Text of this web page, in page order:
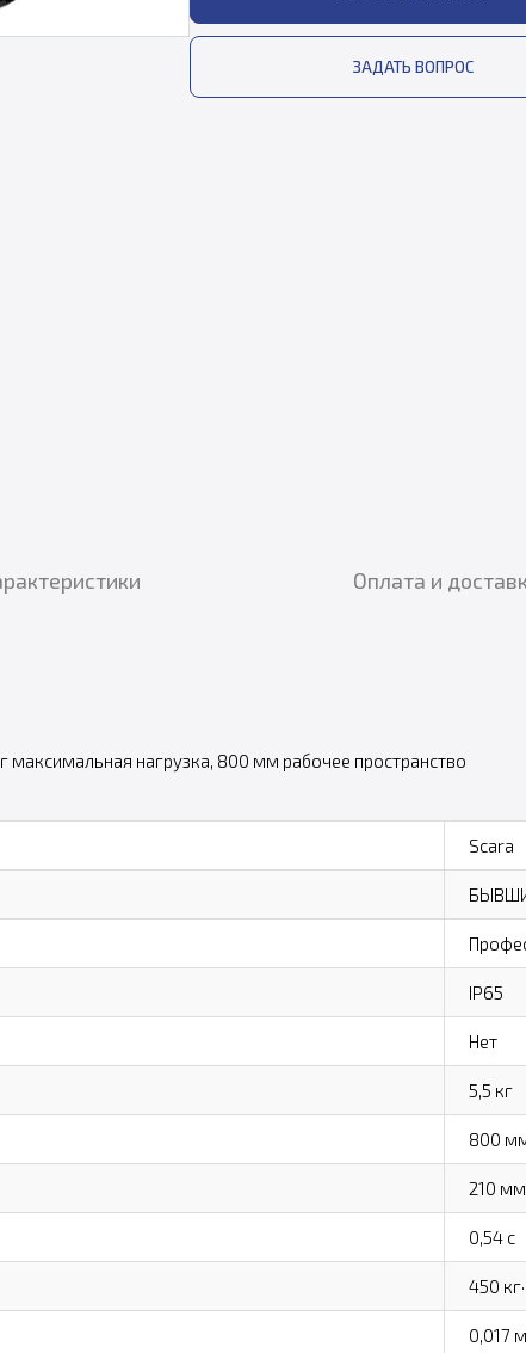
ЗАДАТЬ ВОПРОС
Оплата и
максимальная нагрузка, 800 мм рабочее пространство
Scara
IP65
Нет
5,5 кг
800
210 мм
0,54 с
450
0,017